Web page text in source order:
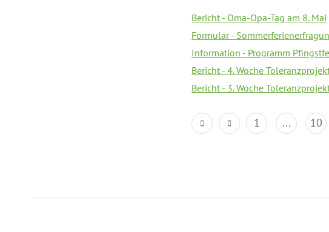
Bericht - Oma-Opa-Tag am 8. Mai
Formular -
Information - Programm
Bericht - 4. Woche
Bericht - 3. Woche
1 ... 10